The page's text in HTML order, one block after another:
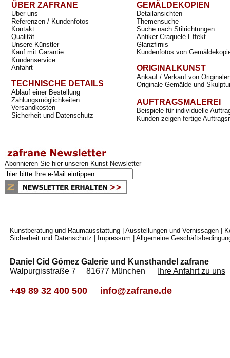
ÜBER ZAFRANE
Über uns
Referenzen / Kundenfotos
Kontakt
Qualität
Unsere Künstler
Kauf mit Garantie
Kundenservice
Anfahrt
TECHNISCHE DETAILS
Ablauf einer Bestellung
Zahlungsmöglichkeiten
Versandkosten
Sicherheit und Datenschutz
GEMÄLDEKOPIEN
Detailansichten
Themensuche
Suche nach Stilrichtungen
Antiker Craquelé Effekt
Glanzfirnis
Kundenfotos von
ORIGINALKUNST
Ankauf / Verkauf von
Originale Gemälde und
AUFTRAGSMALEREI
Beispiele für individuelle
Kunden zeigen fertige
Abonnieren Sie hier unseren Kunst Newsletter
Kunstberatung und Raumausstattung Ausstellungen und Vernissagen
Sicherheit und Datenschutz
Impressum Allgemeine
Daniel Cid Gómez Galerie und Kunsthandel zafrane
Walpurgisstraße 7 81677 München
Ihre Anfahrt zu uns
+49 89 32 400 500 info@zafrane.de